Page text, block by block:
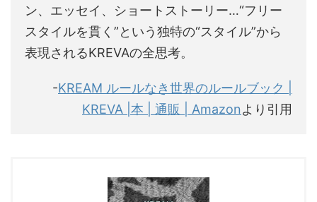
ン、エッセイ、ショートストーリー…“フリー
スタイルを貫く”という独特の“スタイル”から
表現されるKREVAの全思考。
-KREAM ルールなき世界のルールブック |
KREVA |本 | 通販 | Amazonより引用